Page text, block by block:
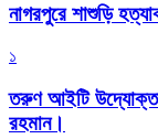
নাগরপুরে শাশুড়ি
১
তরুণ আইটি উদ্যোক্তা
রহমান।